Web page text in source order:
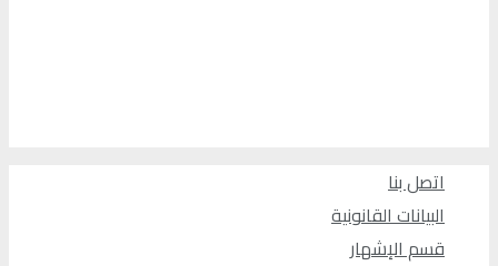
اتصل بنا
البيانات القانونية
قسم الإشهار